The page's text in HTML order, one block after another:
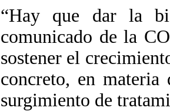
“Hay que dar la
comunicado de la
sostener el
concreto, en
surgimiento de